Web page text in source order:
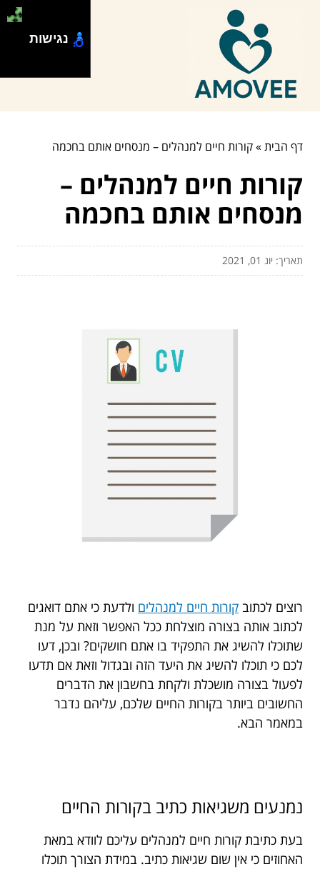
דף הבית»קורות חיים למנהלים – מנסחים אותם בחכמה
קורות חיים למנהלים –
מנסחים אותם בחכמה
תאריך: יונ 01, 2021
רוצים לכתוב קורות חיים למנהלים ולדעת כי אתם דואגים
לכתוב אותה בצורה מוצלחת ככל האפשר וזאת על מנת
שתוכלו להשיג את התפקיד בו אתם חושקים? ובכן, דעו
לכם כי תוכלו להשיג את היעד הזה ובגדול וזאת אם תדעו
לפעול בצורה מושכלת ולקחת בחשבון את הדברים
החשובים ביותר בקורות החיים שלכם, עליהם נדבר
במאמר הבא.
נמנעים משגיאות כתיב בקורות החיים
בעת כתיבת קורות חיים למנהלים עליכם לוודא במאת
האחוזים כי אין שום שגיאות כתיב. במידת הצורך תוכלו
נגישות